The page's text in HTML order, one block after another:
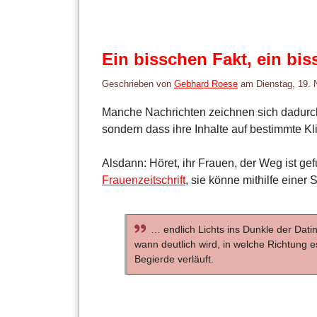
Ein bisschen Fakt, ein
Geschrieben von Gebhard Roese am Dienstag, 19.
Manche Nachrichten zeichnen sich
sondern dass ihre Inhalte auf bestimmte
Alsdann: Höret, ihr Frauen, der Weg ist
Frauenzeitschrift, sie könne mithilfe einer
… endlich Lichts ins Dunkle der
wann deutlich wird, in welche Richtung
Begierde verläuft.